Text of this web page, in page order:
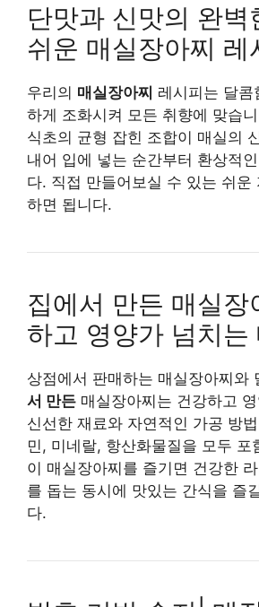
단맛과 신맛의 완벽
쉬운 매실장아찌 레
우리의 매실장아찌 레시피는 달콤
하게 조화시켜 모든 취향에 맞습
식초의 균형 잡힌 조합이 매실의
내어 입에 넣는 순간부터 환상적
다. 직접 만들어보실 수 있는 쉬운
하면 됩니다.
집에서 만든 매실장
하고 영양가 넘치는
상점에서 판매하는 매실장아찌와
서 만든 매실장아찌는 건강하고
신선한 재료와 자연적인 가공 방
민, 미네랄, 항산화물질을 모두 포
이 매실장아찌를 즐기면 건강한
를 돕는 동시에 맛있는 간식을 즐
다.